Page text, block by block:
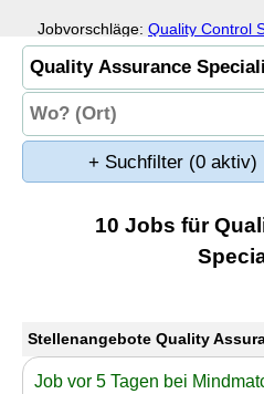
Jobvorschläge: Quality Control
Manager,Quality Assurance
+ Suchfilter (0 aktiv)
10 Jobs für
Stellenangebote Quality
Job vor 5 Tagen bei